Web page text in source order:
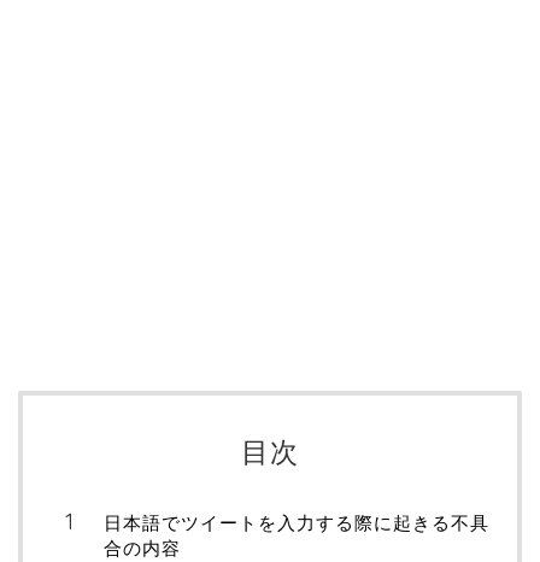
目次
日本語でツイートを入力する際に起きる不具
合の内容